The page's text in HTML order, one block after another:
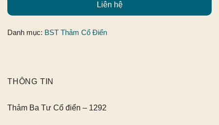
Liên hệ
Danh mục: BST Thảm Cổ Điển
THÔNG TIN
Thảm Ba Tư Cổ điển – 1292